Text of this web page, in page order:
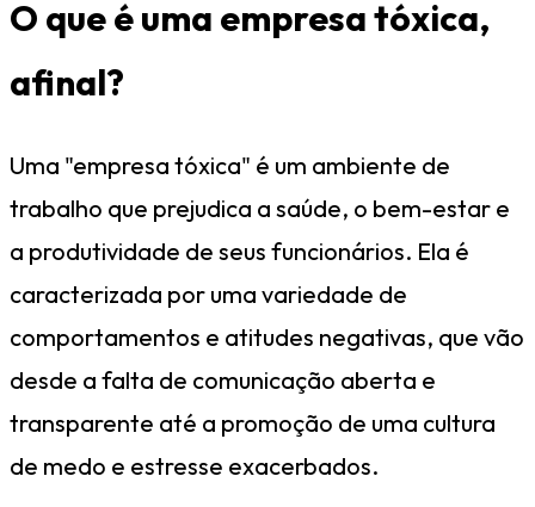
O que é uma empresa tóxica,
afinal?
Uma "empresa tóxica" é um ambiente de
trabalho que prejudica a saúde, o bem-estar e
a produtividade de seus funcionários. Ela é
caracterizada por uma variedade de
comportamentos e atitudes negativas, que vão
desde a falta de comunicação aberta e
transparente até a promoção de uma cultura
de medo e estresse exacerbados.